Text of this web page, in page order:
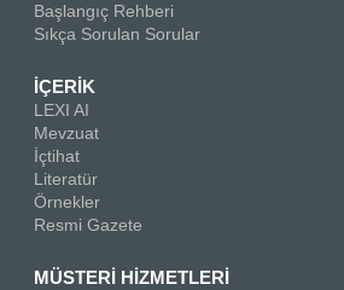
Başlangıç Rehberi
Sıkça Sorulan Sorular
İÇERİK
LEXI AI
Mevzuat
İçtihat
Literatür
Örnekler
Resmi Gazete
MÜSTERİ HİZMETLERİ